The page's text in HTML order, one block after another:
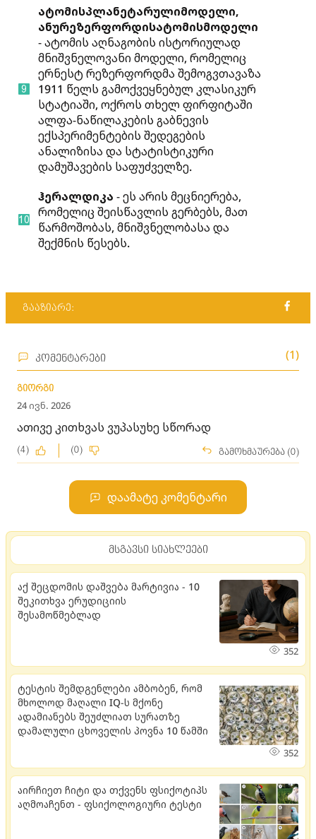
ატომისპლანეტარულიმოდელი,
ანურეზერფორდისატომისმოდელი
- ატომის აღნაგობის ისტორიულად
მნიშვნელოვანი მოდელი, რომელიც
ერნესტ რეზერფორდმა შემოგვთავაზა
1911 წელს გამოქვეყნებულ კლასიკურ
სტატიაში, ოქროს თხელ ფირფიტაში
ალფა-ნაწილაკების გაბნევის
ექსპერიმენტების შედეგების
ანალიზისა და სტატისტიკური
დამუშავების საფუძველზე.
ჰერალდიკა - ეს არის მეცნიერება,
რომელიც შეისწავლის გერბებს, მათ
წარმოშობას, მნიშვნელობასა და
შექმნის წესებს.
გააზიარე:
კომენტარები (1)
გიორგი
24 ივნ. 2026
ათივე კითხვას ვუპასუხე სწორად
(4) (0) გამოხმაურება (0)
დაამატე კომენტარი
მსგავსი სიახლეები
აქ შეცდომის დაშვება მარტივია - 10
შეკითხვა ერუდიციის
შესამოწმებლად
352
ტესტის შემდგენლები ამბობენ, რომ
მხოლოდ მაღალი IQ-ს მქონე
ადამიანებს შეუძლიათ სურათზე
დამალული ცხოველის პოვნა 10 წამში
352
აირჩიეთ ჩიტი და თქვენს ფსიქოტიპს
აღმოაჩენთ - ფსიქოლოგიური ტესტი